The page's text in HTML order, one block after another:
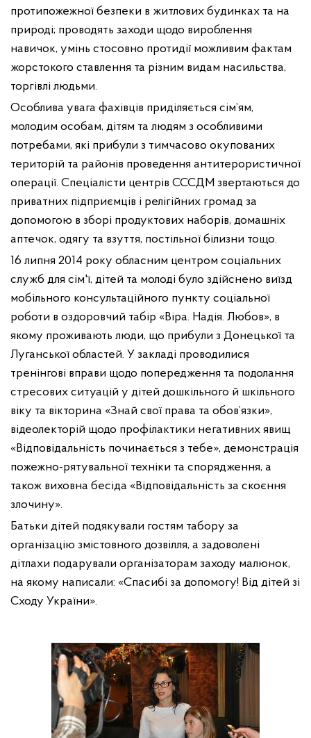
протипожежної безпеки в житлових будинках та на
природі; проводять заходи щодо вироблення
навичок, умінь стосовно протидії можливим фактам
жорстокого ставлення та різним видам насильства,
торгівлі людьми.
Особлива увага фахівців приділяється сім’ям,
молодим особам, дітям та людям з особливими
потребами, які прибули з тимчасово окупованих
територій та районів проведення антитерористичної
операції. Спеціалісти центрів СССДМ звертаються до
приватних підприємців і релігійних громад за
допомогою в зборі продуктових наборів, домашніх
аптечок, одягу та взуття, постільної білизни тощо.
16 липня 2014 року обласним центром соціальних
служб для сім'ї, дітей та молоді було здійснено виїзд
мобільного консультаційного пункту соціальної
роботи в оздоровчий табір «Віра. Надія. Любов», в
якому проживають люди, що прибули з Донецької та
Луганської областей. У закладі проводилися
тренінгові вправи щодо попередження та подолання
стресових ситуацій у дітей дошкільного й шкільного
віку та вікторина «Знай свої права та обов’язки»,
відеолекторій щодо профілактики негативних явищ
«Відповідальність починається з тебе», демонстрація
пожежно-рятувальної техніки та спорядження, а
також виховна бесіда «Відповідальність за скоєння
злочину».
Батьки дітей подякували гостям табору за
організацію змістовного дозвілля, а задоволені
дітлахи подарували організаторам заходу малюнок,
на якому написали: «Спасибі за допомогу! Від дітей зі
Сходу України».